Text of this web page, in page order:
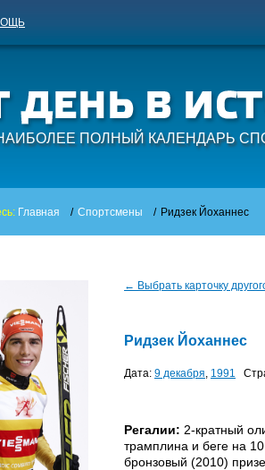
ПОЛНЫЙ КАЛЕНДАРЬ
Главная / Спортсмены / Ридзек Йоханнес
← Выбрать карточку
Ридзек Йоханнес
Дата: 9 декабря, 1991
Регалии: 2-кратный
трамплина и беге на
бронзовый (2010)